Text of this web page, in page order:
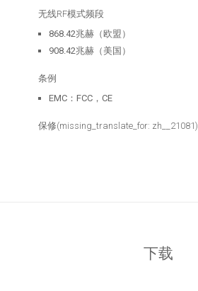
无线RF模式频段
868.42兆赫（欧盟）
908.42兆赫（美国）
条例
EMC：FCC，CE
保修(missing_translate_for: zh__21081)
下载